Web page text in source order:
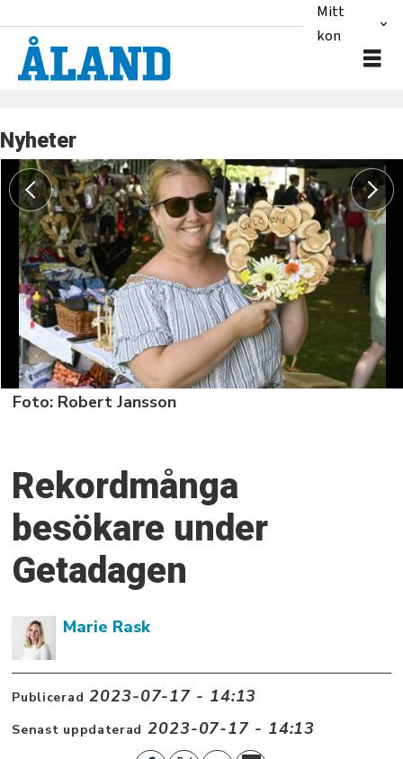
Mitt
konto
Nyheter
Foto: Robert Jansson
Rekordmånga
besökare under
Getadagen
Marie Rask
Publicerad 2023-07-17 - 14:13
Senast uppdaterad 2023-07-17 - 14:13